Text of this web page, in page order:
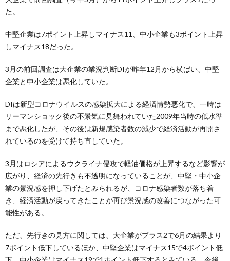
た。
中堅企業は7ポイント上昇しマイナス11、中小企業も3ポイント上昇
しマイナス18だった。
3月の前回調査は大企業の業況判断DIが昨年12月から横ばい、中堅
企業と中小企業は悪化していた。
DIは新型コロナウイルスの感染拡大による経済情勢悪化で、一時は
リーマンショック後の不景気に見舞われていた2009年当時の低水準
まで悪化したが、その後は新規感染者数の減少で経済活動が再開さ
れているのを受けて持ち直していた。
3月はロシアによるウクライナ侵攻で軽油価格が上昇するなど影響が
広がり、経済の先行きも不透明になっていることが、中堅・中小企
業の景況感を押し下げたとみられるが、コロナ感染者数が落ち着
き、経済活動が戻ってきたことが再び景況感の改善につながった可
能性がある。
ただ、先行きの見方に関しては、大企業がプラス2で6月の結果より
7ポイント低下しているほか、中堅企業はマイナス15で4ポイント低